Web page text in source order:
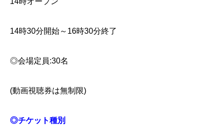
14時30分開始～ 16時30分終了
◎会場定員:30名
(動画視聴券は無制限)
◎チケット種別